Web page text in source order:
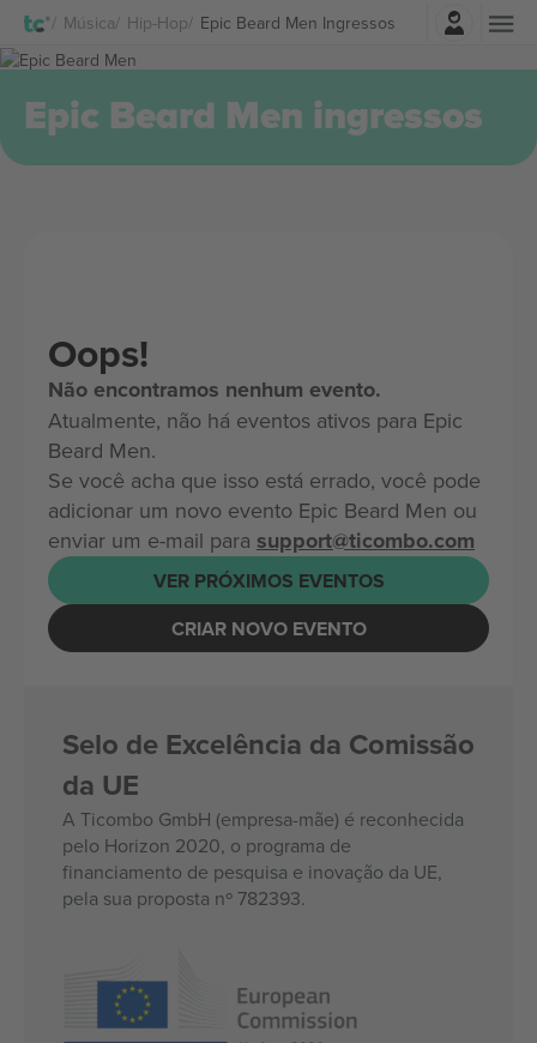
Música Hip-Hop Epic Beard Men Ingressos
Entrar
Epic Beard Men ingressos
Oops!
Não encontramos nenhum evento.
Atualmente, não há eventos ativos para Epic
Beard Men.
Se você acha que isso está errado, você pode
adicionar um novo evento Epic Beard Men ou
enviar um e-mail para support@ticombo.com
VER PRÓXIMOS EVENTOS
CRIAR NOVO EVENTO
Selo de Excelência da Comissão
da UE
A Ticombo GmbH (empresa-mãe) é reconhecida
pelo Horizon 2020, o programa de
financiamento de pesquisa e inovação da UE,
pela sua proposta nº 782393.